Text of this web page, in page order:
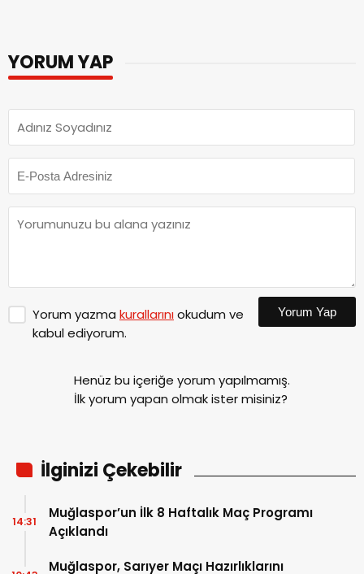
YORUM YAP
Yorum yazma kurallarınıokudum ve
kabul ediyorum.
Yorum Yap
Henüz bu içeriğe yorum yapılmamış.
İlk yorum yapan olmak ister misiniz?
İlginizi Çekebilir
Muğlaspor’un İlk 8 Haftalık Maç Programı
Açıklandı
14:31
Muğlaspor, Sarıyer Maçı Hazırlıklarını